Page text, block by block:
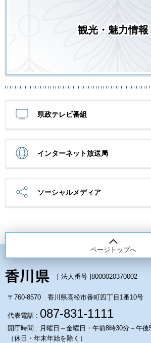
観光・魅力情報
県政テレビ番組
インターネット放送局
ソーシャルメディア
ページトップへ
[ 法人番号 ]8000020370002
〒760-8570 香川県高松市番町四丁目1番10号
代表電話 : 087-831-1111
開庁時間 : 月曜日～金曜日・午前8時30分～午後
（休日・年末年始を除く）